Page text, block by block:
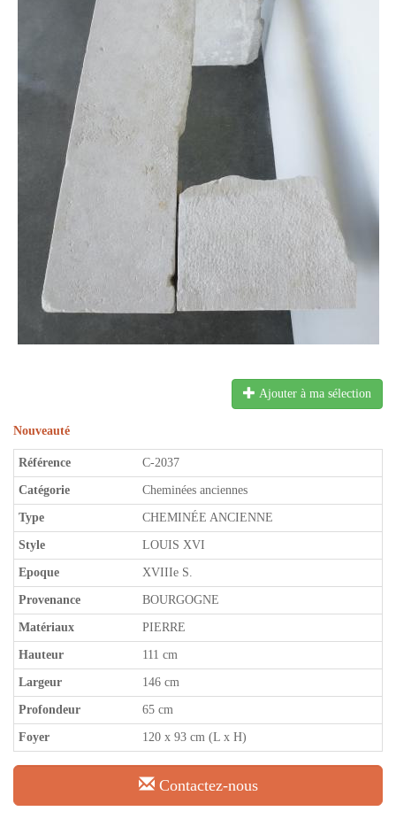
Ajouter à ma sélection
Nouveauté
Référence C-2037
Catégorie Cheminées anciennes
Type CHEMINÉE ANCIENNE
Style LOUIS XVI
Epoque XVIIIe S.
Provenance BOURGOGNE
Matériaux PIERRE
Hauteur 111 cm
Largeur 146 cm
Profondeur 65 cm
Foyer 120 x 93 cm (L x H)
Contactez-nous